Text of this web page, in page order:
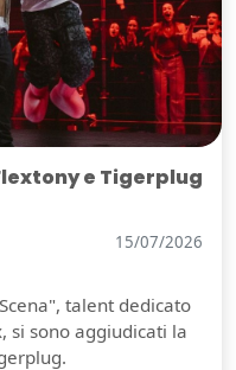
e Tigerplug
15/07/2026
talent dedicato
si sono aggiudicati la